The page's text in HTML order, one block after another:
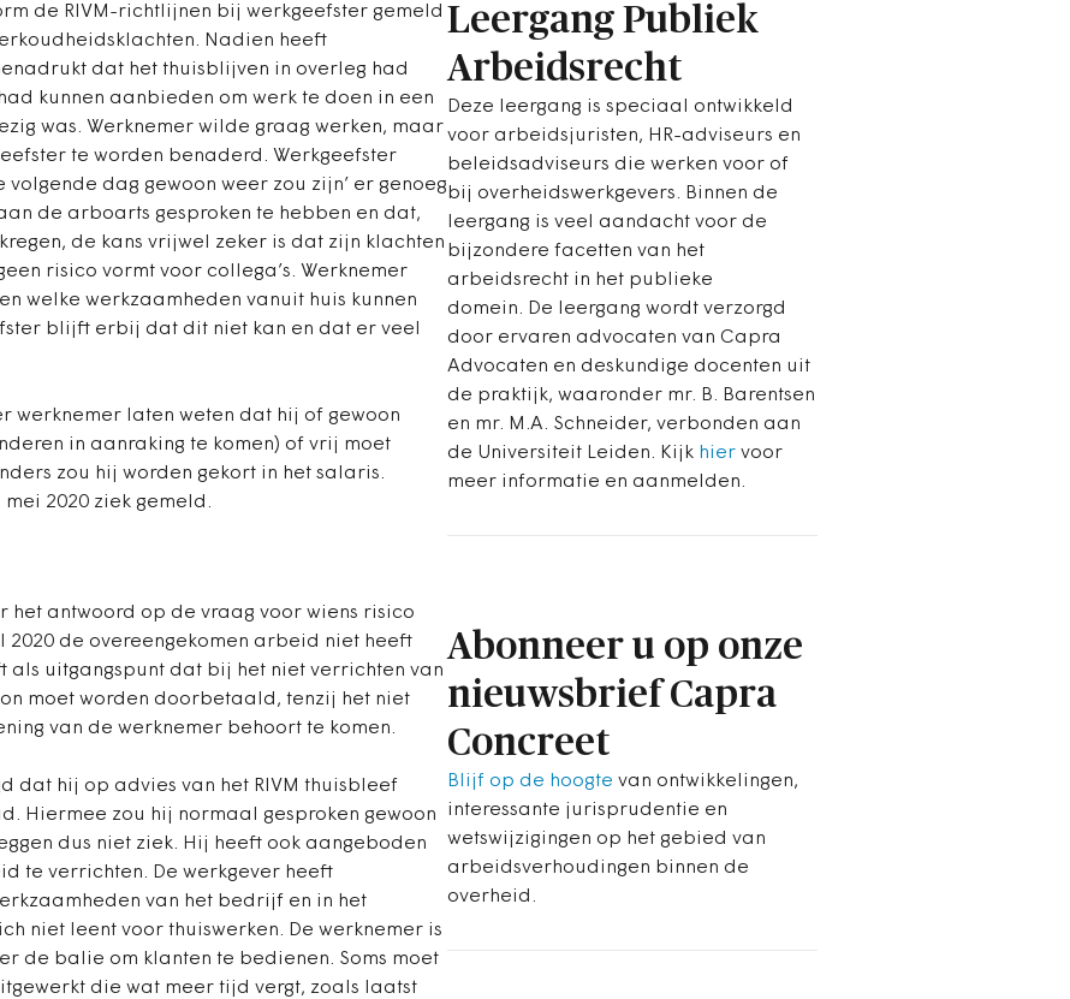
de RIVM-richtlijnen bij werkgeefster gemeld
Nadien heeft
dat het thuisblijven in overleg had
kunnen aanbieden om werk te doen in een
was. Werknemer wilde graag werken, maar
te worden benaderd. Werkgeefster
dag gewoon weer zou zijn’ er genoeg
de arboarts gesproken te hebben en dat,
de kans vrijwel zeker is dat zijn klachten
risico vormt voor collega’s. Werknemer
welke werkzaamheden vanuit huis kunnen
blijft erbij dat dit niet kan en dat er veel
werknemer laten weten dat hij of gewoon
in aanraking te komen) of vrij moet
zou hij worden gekort in het salaris.
2020 ziek gemeld.
het antwoord op de vraag voor wiens risico
de overeengekomen arbeid niet heeft
als uitgangspunt dat bij het niet verrichten van
moet worden doorbetaald, tenzij het niet
van de werknemer behoort te komen.
dat hij op advies van het RIVM thuisbleef
Hiermee zou hij normaal gesproken gewoon
dus niet ziek. Hij heeft ook aangeboden
te verrichten. De werkgever heeft
van het bedrijf en in het
niet leent voor thuiswerken. De werknemer is
de balie om klanten te bedienen. Soms moet
die wat meer tijd vergt, zoals laatst
Leergang Publiek
Arbeidsrecht
Deze leergang is speciaal ontwikkeld
voor arbeidsjuristen, HR-adviseurs en
beleidsadviseurs die werken voor of
bij overheidswerkgevers. Binnen de
leergang is veel aandacht voor de
bijzondere facetten van het
arbeidsrecht in het publieke
domein. De leergang wordt verzorgd
door ervaren advocaten van Capra
Advocaten en deskundige docenten uit
de praktijk, waaronder mr. B. Barentsen
en mr. M.A. Schneider, verbonden aan
de Universiteit Leiden. Kijk hier voor
meer informatie en aanmelden.
Abonneer u op onze
nieuwsbrief Capra
Concreet
Blijf op de hoogte van ontwikkelingen,
interessante jurisprudentie en
wetswijzigingen op het gebied van
arbeidsverhoudingen binnen de
overheid.